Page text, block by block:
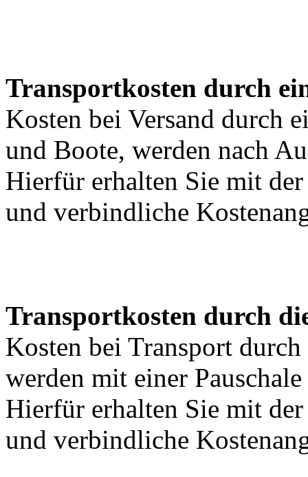
Transportkosten durch
Kosten bei Versand durch
und Boote, werden nach
Hierfür erhalten Sie mit
und verbindliche
Transportkosten durch
Kosten bei Transport
werden mit einer
Hierfür erhalten Sie mit
und verbindliche